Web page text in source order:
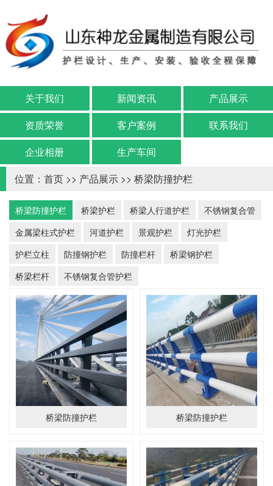
关于我们 新闻资讯
产品展示
资质荣誉
客户案例
联系我们
企业相册
生产车间
位置： 首页 >> 产品展示 >> 桥梁防撞护栏
桥梁防撞护栏 桥梁护栏 桥梁人行道护栏
不锈钢复合管
金属梁柱式护栏
河道护栏 景观护栏
灯光护栏
护栏立柱
防撞钢护栏 防撞栏杆
桥梁钢护栏
桥梁栏杆
不锈钢复合管护栏
桥梁防撞护栏 桥梁防撞护栏